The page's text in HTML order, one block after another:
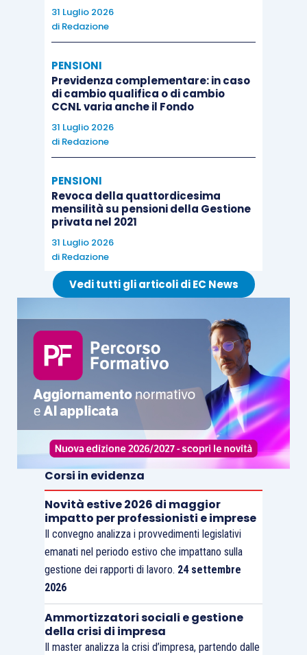
31 Luglio 2026
di Redazione
PENSIONI
Previdenza complementare: in caso
di cambio qualifica o di cambio
CCNL varia anche il Fondo
31 Luglio 2026
di Redazione
PENSIONI
Revoca della quattordicesima
mensilità su pensioni della Gestione
privata nel 2021
31 Luglio 2026
di Redazione
Vedi tutti gli articoli di EC News
Corsi in evidenza
Novità estive 2026 di maggior
impatto per professionisti e imprese
Il convegno analizza i provvedimenti legislativi
emanati nel periodo estivo che impattano sulla
gestione dei rapporti di lavoro. 24 settembre
2026
Ammortizzatori sociali e gestione
della crisi di impresa
Il master analizza la crisi d’impresa, partendo dalle